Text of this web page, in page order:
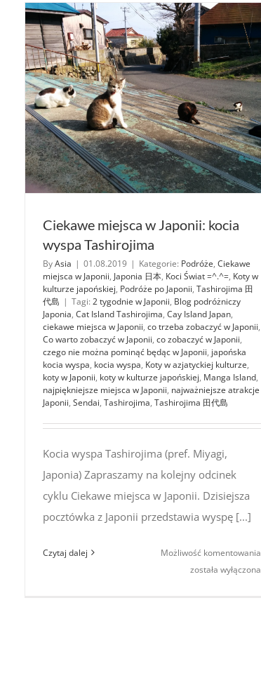
Ciekawe miejsca w Japonii: kocia
wyspa Tashirojima
ByAsia | 01.08.2019 | Kategorie: Podróże, Ciekawe
miejsca w Japonii, Japonia 日本, Koci Świat =^.^=, Koty w
kulturze japońskiej, Podróże po Japonii, Tashirojima 田
代島 | Tagi: 2 tygodnie w Japonii, Blog podróżniczy
Japonia, Cat Island Tashirojima, Cay Island Japan,
ciekawe miejsca w Japonii, co trzeba zobaczyć w Japonii,
Co warto zobaczyć w Japonii, co zobaczyć w Japonii,
czego nie można pominąć będąc w Japonii, japońska
kocia wyspa, kocia wyspa, Koty w azjatyckiej kulturze,
koty w Japonii, koty w kulturze japońskiej, Manga Island,
najpiękniejsze miejsca w Japonii, najważniejsze atrakcje
Japonii, Sendai, Tashirojima, Tashirojima 田代島
Kocia wyspa Tashirojima (pref. Miyagi,
Japonia) Zapraszamy na kolejny odcinek
cyklu Ciekawe miejsca w Japonii. Dzisiejsza
pocztówka z Japonii przedstawia wyspę [...]
Czytaj dalej Możliwość komentowania
została wyłączona